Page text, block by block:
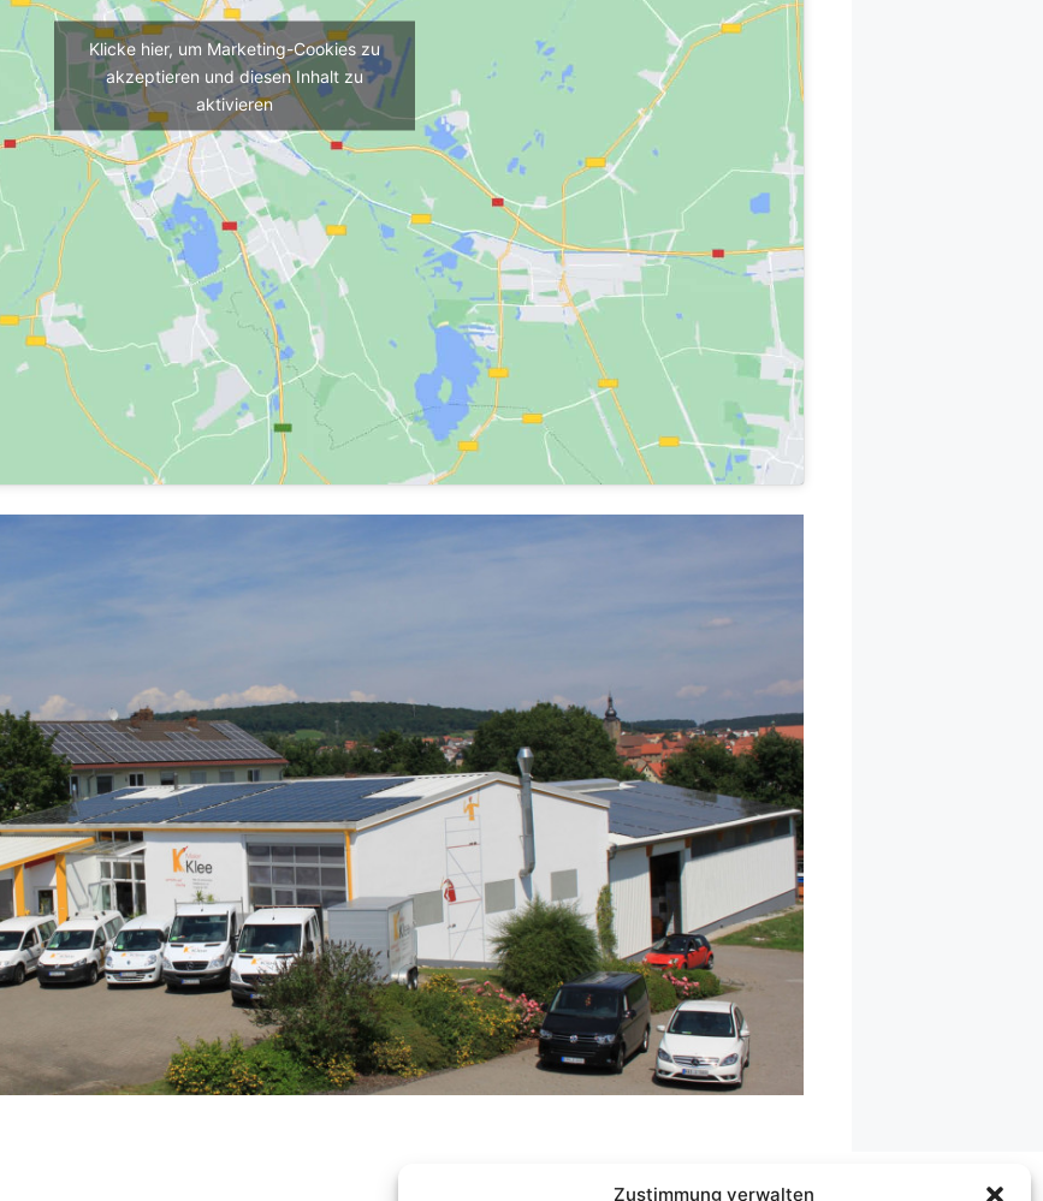
Zustimmung verwalten
Klicke hier, um Marketing-Cookies zu
akzeptieren und diesen Inhalt zu
aktivieren